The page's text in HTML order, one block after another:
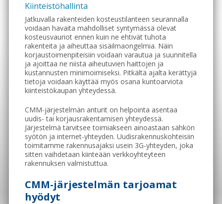
Kiinteistöhallinta
Jatkuvalla rakenteiden kosteustilanteen seurannalla
voidaan havaita mahdolliset syntymässä olevat
kosteusvauriot ennen kuin ne ehtivät tuhota
rakenteita ja aiheuttaa sisäilmaongelmia. Näin
korjaustoimenpiteisiin voidaan varautua ja suunnitella
ja ajoittaa ne niistä aiheutuvien haittojen ja
kustannusten minimoimiseksi. Pitkältä ajalta kerättyjä
tietoja voidaan käyttää myös osana kuntoarviota
kiinteistökaupan yhteydessä.
CMM-järjestelmän anturit on helpointa asentaa
uudis- tai korjausrakentamisen yhteydessä.
Järjestelmä tarvitsee toimiakseen ainoastaan sähkön
syötön ja internet-yhteyden. Uudisrakennuskohteisiin
toimitamme rakennusajaksi usein 3G-yhteyden, joka
sitten vaihdetaan kiinteään verkkoyhteyteen
rakennuksen valmistuttua.
CMM-järjestelmän tarjoamat
hyödyt